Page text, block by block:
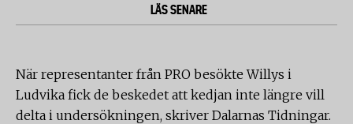
LÄS SENARE
När representanter från PRO besökte Willys i
Ludvika fick de beskedet att kedjan inte längre vill
delta i undersökningen, skriver Dalarnas Tidningar.